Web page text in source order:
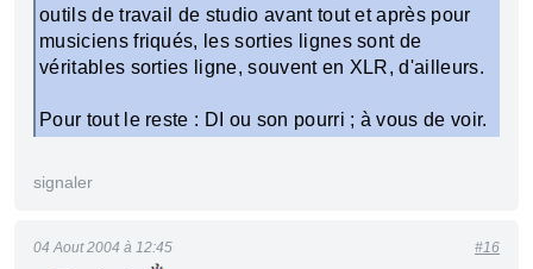
outils de travail de studio avant tout et après pour
musiciens friqués, les sorties lignes sont de
véritables sorties ligne, souvent en XLR, d'ailleurs.
Pour tout le reste : DI ou son pourri ; à vous de voir.
signaler
04 Aout 2004 à 12:45 #16